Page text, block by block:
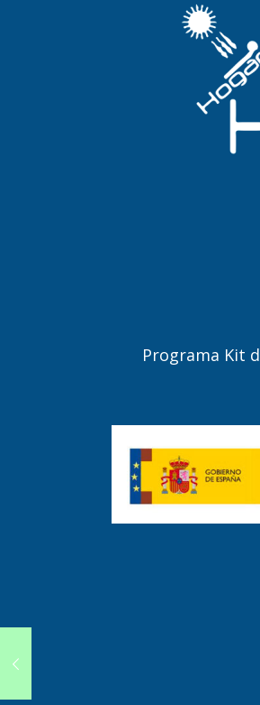
Programa Kit